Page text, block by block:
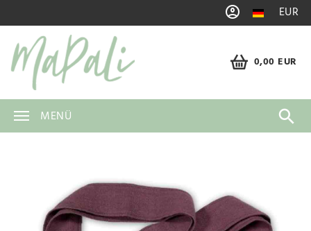
EUR
0,00 EUR
MENÜ